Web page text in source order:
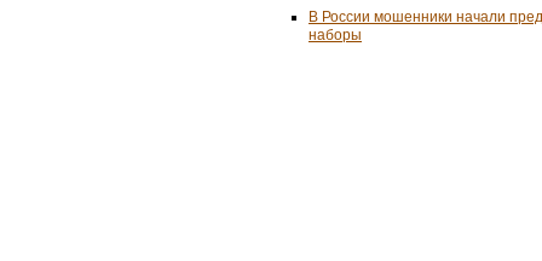
В России мошенники начали
наборы